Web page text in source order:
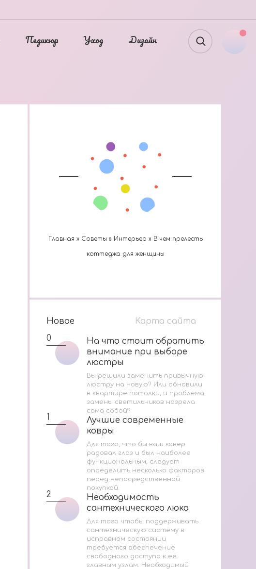
Педикюр Уход Дизайн
Главная » Cоветы » Интерьер » В чем прелесть
коттеджа для женщины
Новое
Карта сайта
0
На что стоит обратить
внимание при выборе
люстры
На что стоит обратить
внимание при выборе
люстры
Вы решили заменить привычную
люстру на новую? Или обновили
в квартире потолки, и проблема
замены светильников назрела
сама собой?
1
Лучшие современные
ковры
Лучшие современные
ковры
Для того, что бы ваш ковер
радовал глаз и был наиболее
функциональным, следует
определить несколько факторов
перед непосредственной
покупкой.
2
Необходимость
сантехнического люка
Необходимость
сантехнического люка
Для того чтобы поддерживать
сантехническую систему в
исправном состоянии
требуется обеспечение
свободного доступа к ее
главным узлам. Необходимый